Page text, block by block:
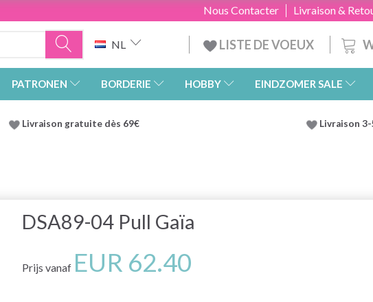
Livraison &
Nous Contacter
NL LISTE DE VOEUX
PATRONEN BORDERIE HOBBY EINDZOMER SALE
Livraison gratuite dès 69€ Livraison
DSA89-04 Pull Gaïa
Prijs vanaf EUR 62.40